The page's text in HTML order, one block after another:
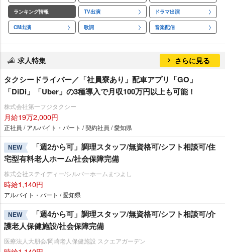
ランキング情報 TV出演 ドラマ出演
CM出演 歌詞 音楽配信
求人特集 さらに見る
タクシードライバー／「社員寮あり」配車アプリ「GO」
「DiDi」「Uber」の3種導入で月収100万円以上も可能！
株式会社第一フジタクシー
月給19万2,000円
正社員 / アルバイト・パート / 契約社員 / 愛知県
NEW
「週2から可」調理スタッフ/無資格可/シフト相談可/住
宅型有料老人ホーム/社会保障完備
株式会社ステイディー/シルバーホームまつよし
時給1,140円
アルバイト・パート / 愛知県
NEW
「週4から可」調理スタッフ/無資格可/シフト相談可/介
護老人保健施設/社会保障完備
医療法人大朋会/岡崎老人保健施設 スクエアガーデン